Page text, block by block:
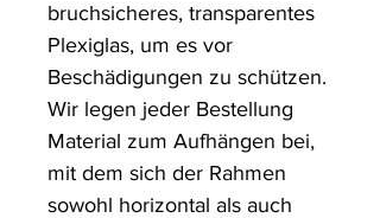
bruchsicheres, transparentes
Plexiglas, um es vor
Beschädigungen zu schützen.
Wir legen jeder Bestellung
Material zum Aufhängen bei,
mit dem sich der Rahmen
sowohl horizontal als auch